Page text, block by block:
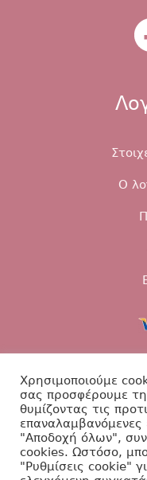
Ο
Τρόποι
Επιστροφές
Χρησιμοποιούμε
σας προσφέρουμε
θυμίζοντας τις
επαναλαμβανόμενες
"Αποδοχή όλων",
cookies. Ωστόσο,
"Ρυθμίσεις cookie"